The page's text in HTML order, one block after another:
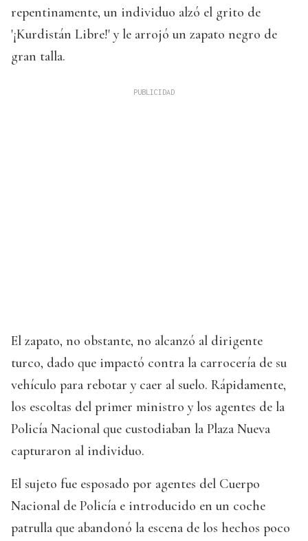
repentinamente, un individuo alzó el grito de
'¡Kurdistán Libre!' y le arrojó un zapato negro de
gran talla.
El zapato, no obstante, no alcanzó al dirigente
turco, dado que impactó contra la carrocería de su
vehículo para rebotar y caer al suelo. Rápidamente,
los escoltas del primer ministro y los agentes de la
Policía Nacional que custodiaban la Plaza Nueva
capturaron al individuo.
El sujeto fue esposado por agentes del Cuerpo
Nacional de Policía e introducido en un coche
patrulla que abandonó la escena de los hechos poco